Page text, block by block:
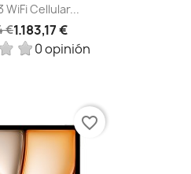
WiFi Cellular...
€1.183,17 €
0 opinión
favorite_border